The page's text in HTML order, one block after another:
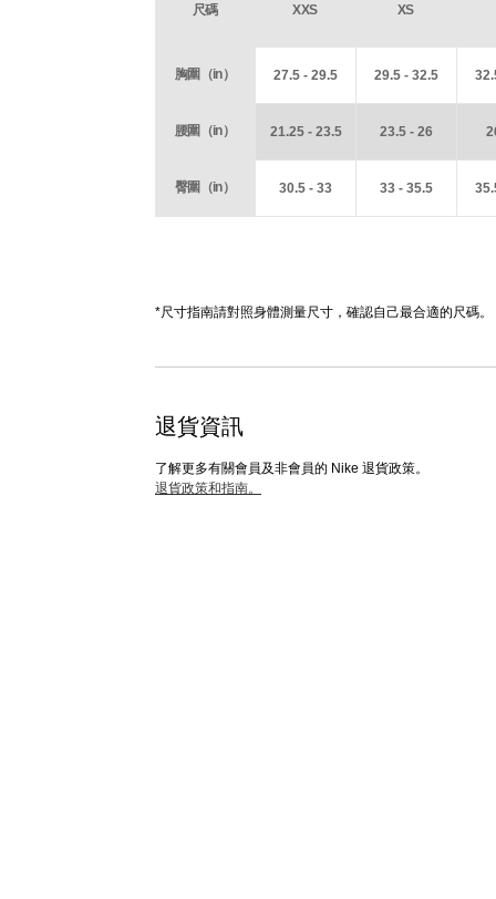
尺碼 XXS XS
胸圍（in） 27.5 - 29.5 29.5 - 32.5
腰圍（in） 21.25 - 23.5 23.5 - 26
臀圍（in） 30.5 - 33 33 - 35.5
*尺寸指南請對照身體測量尺寸，確認自己最合適的尺碼。
退貨資訊
了解更多有關會員及非會員的 Nike 退貨政策。
退貨政策和指南。